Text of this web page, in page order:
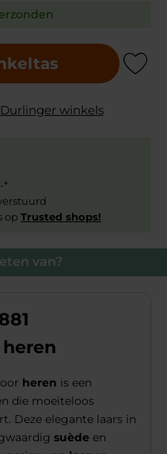
van?
heren is een
die moeiteloos
Deze elegante laars in
suède en
Add to
winkels
*
op Trusted shops!